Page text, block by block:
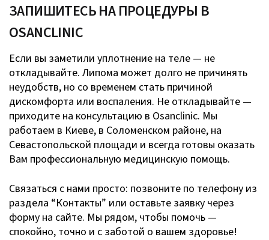
ЗАПИШИТЕСЬ НА ПРОЦЕДУРЫ В
OSANCLINIC
Если вы заметили уплотнение на теле — не
откладывайте. Липома может долго не причинять
неудобств, но со временем стать причиной
дискомфорта или воспаления. Не откладывайте —
приходите на консультацию в Osanclinic. Мы
работаем в Киеве, в Соломенском районе, на
Севастопольской площади и всегда готовы оказать
Вам профессиональную медицинскую помощь.
Связаться с нами просто: позвоните по телефону из
раздела “Контакты” или оставьте заявку через
форму на сайте. Мы рядом, чтобы помочь —
спокойно, точно и с заботой о вашем здоровье!